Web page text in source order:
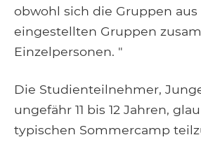
obwohl sich die Gruppen
eingestellten Gruppen
Einzelpersonen. "
Die Studienteilnehmer,
ungefähr 11 bis 12 Jahren,
typischen Sommercamp